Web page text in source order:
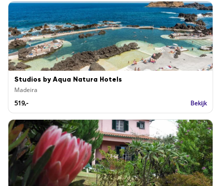
Studios by Aqua Natura Hotels
Madeira
519,- Bekijk